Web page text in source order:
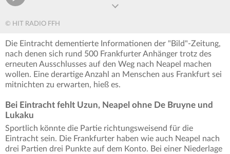
© HIT RADIO FFH
Die Eintracht dementierte Informationen der "Bild"-Zeitung,
nach denen sich rund 500 Frankfurter Anhänger trotz des
erneuten Ausschlusses auf den Weg nach Neapel machen
wollen. Eine derartige Anzahl an Menschen aus Frankfurt sei
mitnichten zu erwarten, hieß es.
Bei Eintracht fehlt Uzun, Neapel ohne De Bruyne und
Lukaku
Sportlich könnte die Partie richtungsweisend für die
Eintracht sein. Die Frankfurter haben wie auch Neapel nach
drei Partien drei Punkte auf dem Konto. Bei einer Niederlage